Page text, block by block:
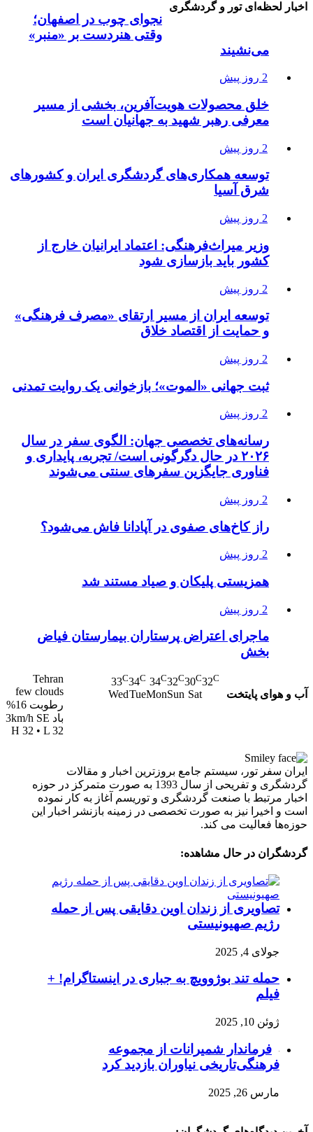
اخبار لحظه‌ای تور و گردشگری
نجوای چوب در اصفهان؛
وقتی هنردست بر «منبر»
می‌نشیند
2 روز پیش
خلق محصولات هویت‌آفرین، بخشی از مسیر
معرفی رهبر شهید به جهانیان است
2 روز پیش
توسعه همکاری‌های گردشگری ایران و کشورهای
شرق آسیا
2 روز پیش
وزیر میراث‌فرهنگی: اعتماد ایرانیان خارج از
کشور باید بازسازی شود
2 روز پیش
توسعه ایران از مسیر ارتقای «مصرف فرهنگی»
و حمایت از اقتصاد خلاق
2 روز پیش
ثبت جهانی «الموت»؛ بازخوانی یک روایت تمدنی
2 روز پیش
رسانه‌های تخصصی جهان: الگوی سفر در سال
۲۰۲۶ در حال دگرگونی است/ تجربه، پایداری و
فناوری جایگزین سفرهای سنتی می‌شوند
2 روز پیش
راز کاخ‌های صفوی در آپادانا فاش می‌شود؟
2 روز پیش
همزیستی پلیکان و صیاد مستند شد
2 روز پیش
ماجرای اعتراض پرستاران بیمارستان فیاض
بخش
آب و هوای پایتخت
32C
Tehran
few clouds
رطوبت 16%
باد 3km/h SE
H 32 • L 32
30C
Sat
32C
Sun
34C
Mon
34C
Tue
33C
Wed
ایران سفر تور، سیستم جامع بروزترین اخبار و مقالات
گردشگری و تفریحی از سال 1393 به صورت متمرکز در حوزه
اخبار مرتبط با صنعت گردشگری و توریسم آغاز به کار نموده
است و اخیرا نیز به صورت تخصصی در زمینه بازنشر اخبار این
حوزه‌ها فعالیت می کند.
گردشگران در حال مشاهده:
تصاویری از زندان اوین دقایقی پس از حمله
رژیم صهیونیستی
جولای 4, 2025
حمله تند بوژوویچ به جباری در اینستاگرام! +
فیلم
ژوئن 10, 2025
فرماندار شمیرانات از مجموعه
فرهنگی‌تاریخی نیاوران بازدید کرد
مارس 26, 2025